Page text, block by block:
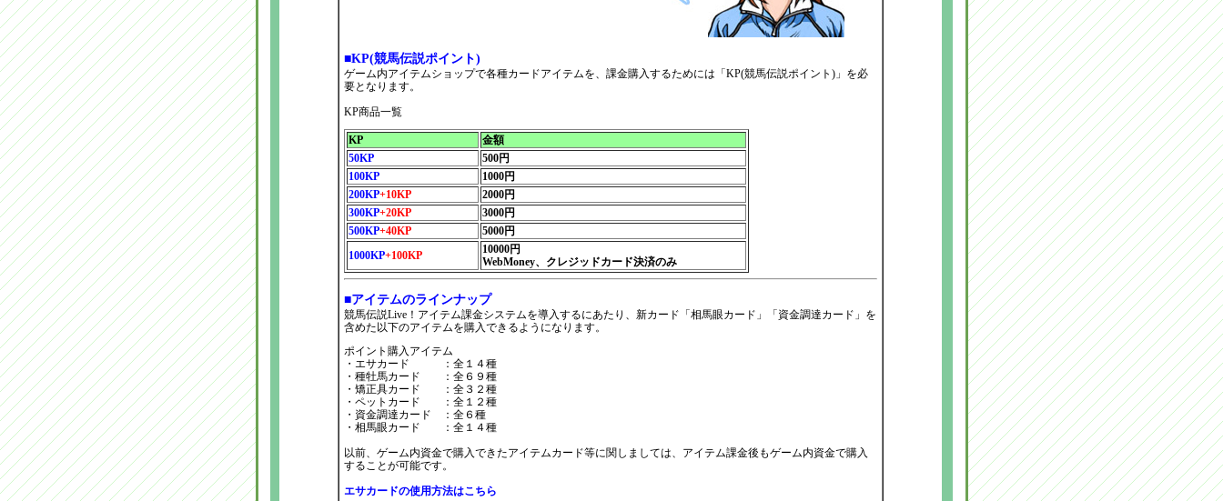
■KP(競馬伝説ポイント)
ゲーム内アイテムショップで各種カードアイテムを、課金購入するためには「KP(競馬伝説ポイント)」を必
要となります。
KP商品一覧
KP
金額
50KP
500円
100KP
1000円
200KP+10KP
2000円
300KP+20KP
3000円
500KP+40KP
5000円
1000KP+100KP
10000円
WebMoney、クレジッドカード決済のみ
■アイテムのラインナップ
競馬伝説Live！アイテム課金システムを導入するにあたり、新カード「相馬眼カード」「資金調達カード」を
含めた以下のアイテムを購入できるようになります。
ポイント購入アイテム
・エサカード ：全１４種
・種牡馬カード ：全６９種
・矯正具カード ：全３２種
・ペットカード ：全１２種
・資金調達カード ：全６種
・相馬眼カード ：全１４種
以前、ゲーム内資金で購入できたアイテムカード等に関しましては、アイテム課金後もゲーム内資金で購入
することが可能です。
エサカードの使用方法はこちら